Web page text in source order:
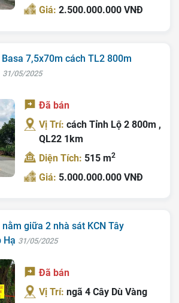
Giá:2.500.000.000 VNĐ
7,5x70m cách TL2 800m
31/05/2025
Đã bán
Vị Trí:cách Tỉnh Lộ 2 800m ,
QL22 1km
Diện Tích: 515 m2
Giá: 5.000.000.000 VNĐ
giữa 2 nhà sát KCN Tây
Hạ 31/05/2025
Đã bán
Vị Trí:ngã 4 Cây Dù Vàng